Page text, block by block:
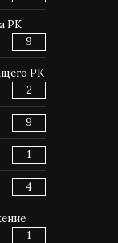
РК
9
РК
2
9
1
4
1